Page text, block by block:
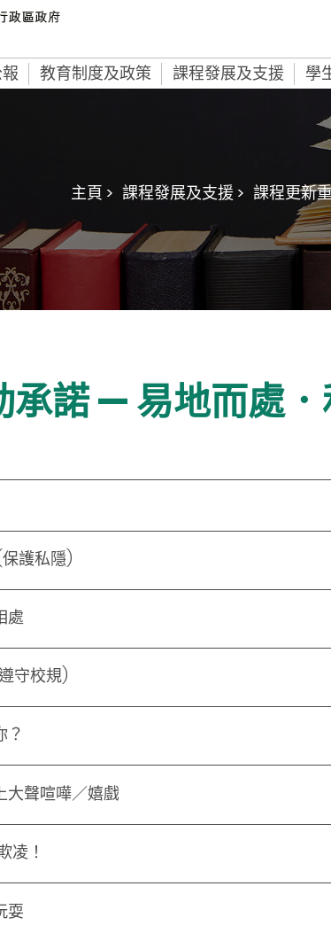
教育制度及政策 課程發展及支援 學
主頁 > 課程發展及支援 > 課程更新
諾 — 易地而處．
護私隱)
處
守校規)
？
大聲喧嘩／嬉戲
凌！
耍